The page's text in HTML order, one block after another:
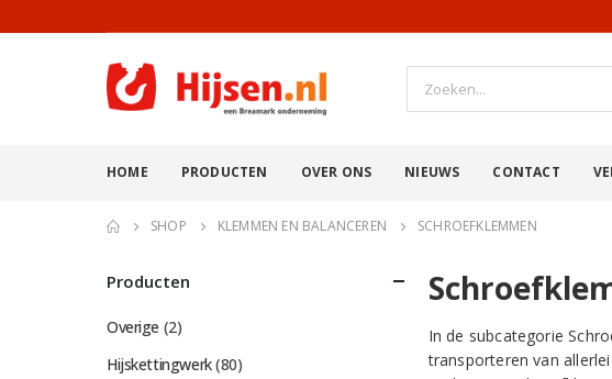
HOME PRODUCTEN OVER ONS NIEUWS CONTACT
SHOP KLEMMEN EN BALANCEREN SCHROEFKLEMMEN
In de subcategorie
transporteren van
Producten
Overige (2)
Hijskettingwerk(80)